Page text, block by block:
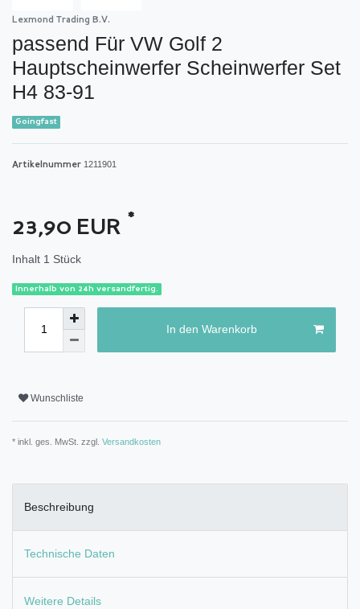
Lexmond Trading B.V.
passend Für VW Golf 2
Hauptscheinwerfer Scheinwerfer Set
H4 83-91
Goingfast
Artikelnummer 1211901
23,90 EUR *
Inhalt 1 Stück
Innerhalb von 24h versandfertig.
In den Warenkorb
Wunschliste
* inkl. ges. MwSt. zzgl. Versandkosten
Beschreibung
Technische Daten
Weitere Details